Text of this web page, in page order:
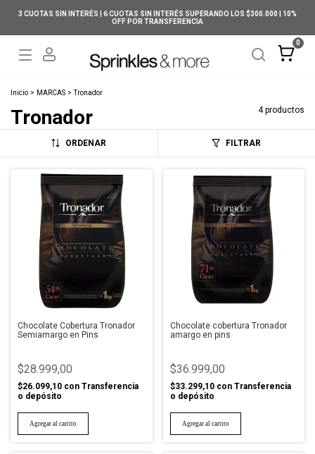
3 CUOTAS SIN INTERÉS | 6 CUOTAS SIN INTERÉS SUPERANDO LOS $300.000 | 10%
OFF POR TRANSFERENCIA
0
Inicio > MARCAS > Tronador
Tronador 4 productos
ORDENAR FILTRAR
Chocolate Cobertura Tronador
Semiamargo en Pins
$28.999,00
$26.099,10 con Transferencia
o depósito
Chocolate cobertura Tronador
amargo en pins
$36.999,00
$33.299,10 con Transferencia
o depósito